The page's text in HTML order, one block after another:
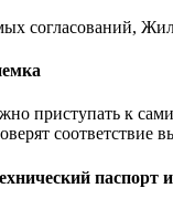
согласований,
приступать к
соответствие
паспорт